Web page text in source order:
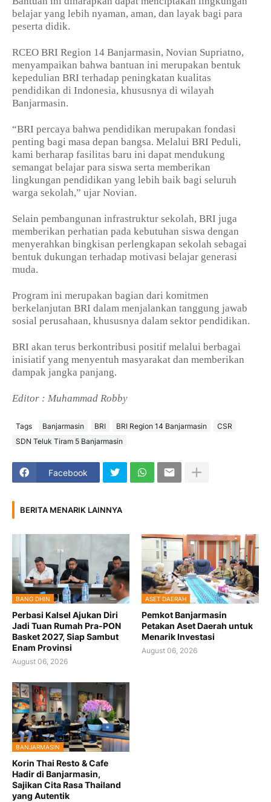
belajar yang lebih nyaman, aman, dan layak bagi para
peserta didik.
RCEO BRI Region 14 Banjarmasin, Novian Supriatno,
menyampaikan bahwa bantuan ini merupakan bentuk
kepedulian BRI terhadap peningkatan kualitas
pendidikan di Indonesia, khususnya di wilayah
Banjarmasin.
“BRI percaya bahwa pendidikan merupakan fondasi
penting bagi masa depan bangsa. Melalui BRI Peduli,
kami berharap fasilitas baru ini dapat mendukung
semangat belajar para siswa serta memberikan
lingkungan pendidikan yang lebih baik bagi seluruh
warga sekolah,” ujar Novian.
Selain pembangunan infrastruktur sekolah, BRI juga
memberikan perhatian pada kebutuhan siswa dengan
menyerahkan bingkisan perlengkapan sekolah sebagai
bentuk dukungan terhadap motivasi belajar generasi
muda.
Program ini merupakan bagian dari komitmen
berkelanjutan BRI dalam menjalankan tanggung jawab
sosial perusahaan, khususnya dalam sektor pendidikan.
BRI akan terus berkontribusi positif melalui berbagai
inisiatif yang menyentuh masyarakat dan memberikan
dampak jangka panjang.
Editor : Muhammad Robby
Tags Banjarmasin BRI BRI Region 14 Banjarmasin
CSR
SDN Teluk Tiram 5 Banjarmasin
Facebook
BERITA MENARIK LAINNYA
BANG DHIN
Perbasi Kalsel Ajukan Diri
Jadi Tuan Rumah Pra-PON
Basket 2027, Siap Sambut
Enam Provinsi
August 06, 2026
ASET DAERAH
Pemkot Banjarmasin
Petakan Aset Daerah untuk
Menarik Investasi
August 06, 2026
BANJARMASIN
Korin Thai Resto & Cafe
Hadir di Banjarmasin,
Sajikan Cita Rasa Thailand
yang Autentik